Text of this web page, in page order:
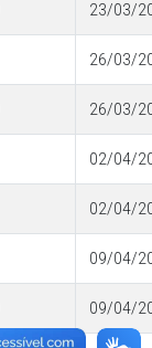
23/03/
26/03/
26/03/
02/04/
02/04/
09/04/
09/04/